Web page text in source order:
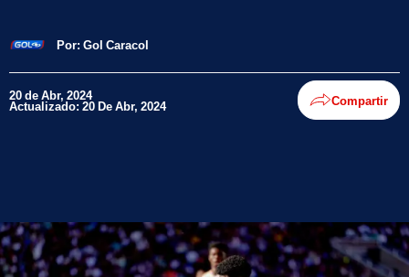
Por: Gol Caracol
20 de Abr, 2024
Actualizado: 20 De Abr, 2024 Compartir